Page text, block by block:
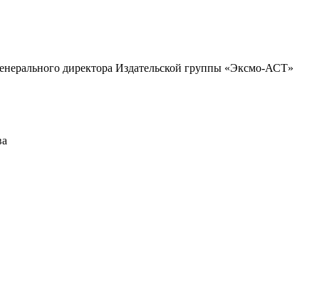
директора Издательской группы «Эксмо-АСТ»